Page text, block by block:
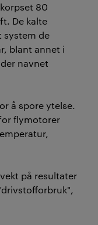
80
De kalte
system de
blant annet i
navnet
å spore ytelse.
flymotorer
på resultater